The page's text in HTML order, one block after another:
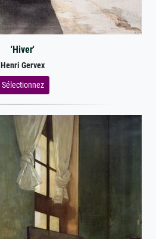
'Hiver'
Henri Gervex
Sélectionnez